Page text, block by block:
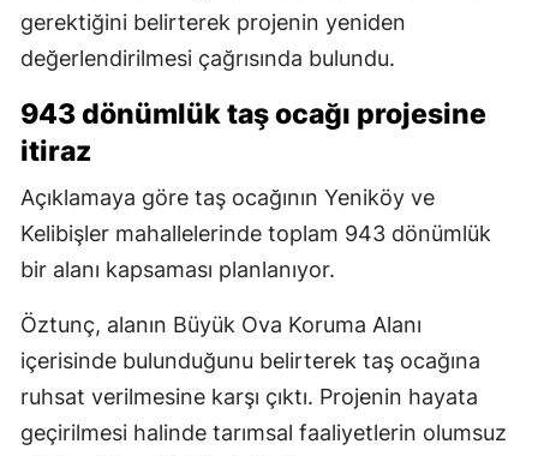
gerektiğini belirterek projenin yeniden
değerlendirilmesi çağrısında bulundu.
943 dönümlük taş ocağı projesine
itiraz
Açıklamaya göre taş ocağının Yeniköy ve
Kelibişler mahallelerinde toplam 943 dönümlük
bir alanı kapsaması planlanıyor.
Öztunç, alanın Büyük Ova Koruma Alanı
içerisinde bulunduğunu belirterek taş ocağına
ruhsat verilmesine karşı çıktı. Projenin hayata
geçirilmesi halinde tarımsal faaliyetlerin olumsuz